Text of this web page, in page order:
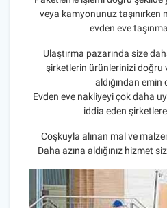
veya kamyonunuz taşınırken
evden eve
Ulaştırma pazarında size
şirketlerin ürünlerinizi doğru
aldığından emin
Evden eve nakliyeyi çok daha
iddia eden
Coşkuyla alınan mal ve
Daha azına aldığınız hizmet